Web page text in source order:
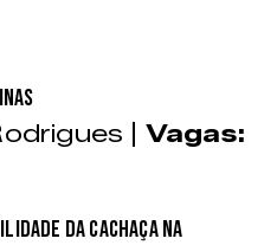
| Vagas:
da Cachaça na